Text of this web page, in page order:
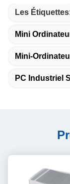
Les
Mini
Mini-
PC Industriel